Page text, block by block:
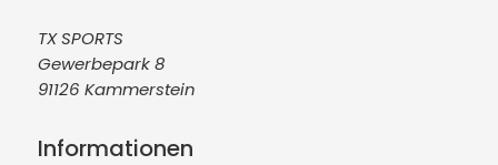
TX SPORTS
Gewerbepark 8
91126 Kammerstein
Informationen